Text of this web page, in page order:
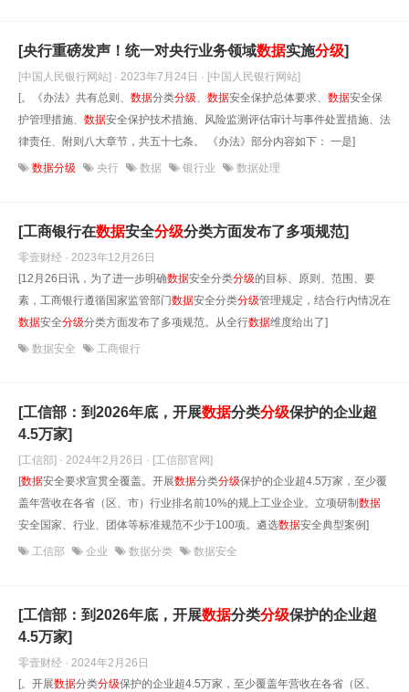
[央行重磅发声！统一对央行业务领域数据实施分级]
[中国人民银行网站] · 2023年7月24日 · [中国人民银行网站]
[。《办法》共有总则、 数据分类分级、 数据安全保护总体要求、 数据安全保
护管理措施、 数据安全保护技术措施、风险监测评估审计与事件处置措施、法
律责任、附则八大章节，共五十七条。 《办法》部分内容如下： 一是]
数据分级 央行 数据 银行业 数据处理
[工商银行在数据安全分级分类方面发布了多项规范]
零壹财经 · 2023年12月26日
[12月26日讯，为了进一步明确数据安全分类分级的目标、原则、范围、要
素，工商银行遵循国家监管部门数据安全分类分级管理规定，结合行内情况在
数据安全分级分类方面发布了多项规范。从全行数据维度给出了]
数据安全 工商银行
[工信部：到2026年底，开展数据分类分级保护的企业超
4.5万家]
[工信部] · 2024年2月26日 · [工信部官网]
[数据安全要求宣贯全覆盖。开展数据分类分级保护的企业超4.5万家，至少覆
盖年营收在各省（区、市）行业排名前10%的规上工业企业。立项研制数据
安全国家、行业、团体等标准规范不少于100项。遴选数据安全典型案例]
工信部 企业 数据分类 数据安全
[工信部：到2026年底，开展数据分类分级保护的企业超
4.5万家]
零壹财经 · 2024年2月26日
[。开展数据分类分级保护的企业超4.5万家，至少覆盖年营收在各省（区、